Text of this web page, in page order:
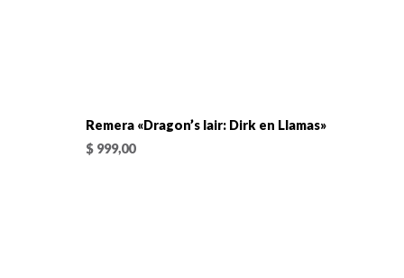
Remera «Dragon’s lair: Dirk en Llamas»
$ 999,00